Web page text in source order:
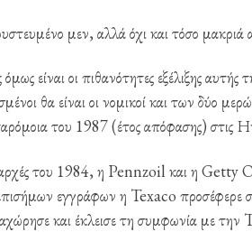
μεν, αλλά όχι και τόσο
όμως είναι οι πιθανότητες εξέλιξης
θα είναι οι νομικοί και των δύο
του 1987 (έτος απόφασης) στις
του 1984, η Pennzoil και η Getty
εγγράφων η Texaco προσέφερε
και έκλεισε τη συμφωνία με την